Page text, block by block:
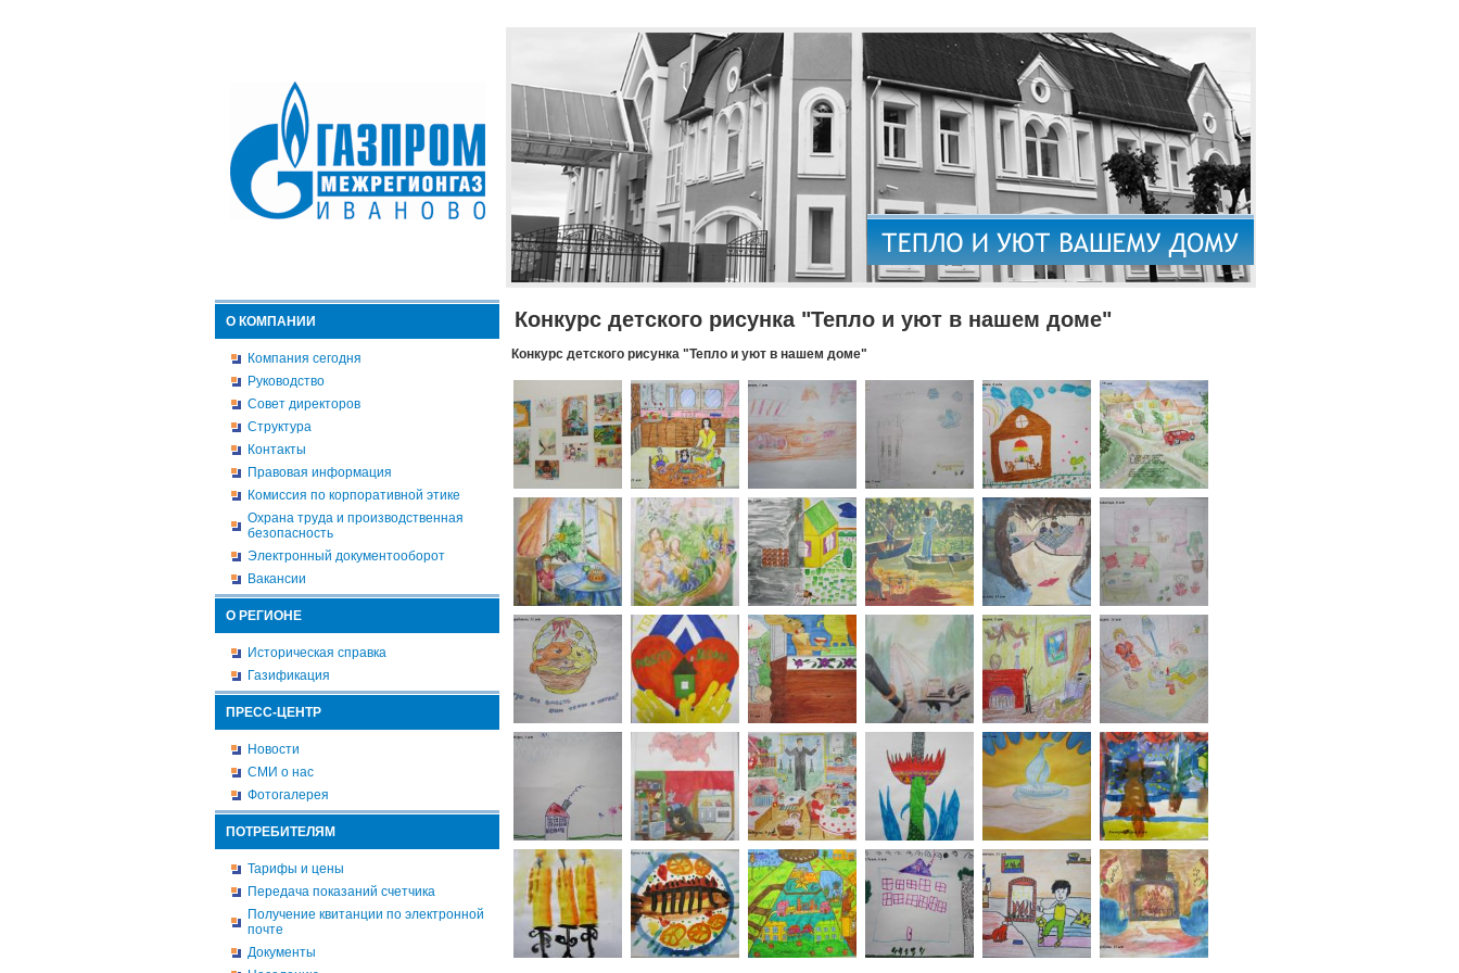
О КОМПАНИИ
Компания сегодня
Руководство
Совет директоров
Структура
Контакты
Правовая информация
Комиссия по корпоративной этике
Охрана труда и производственная
безопасность
Электронный документооборот
Вакансии
О РЕГИОНЕ
Историческая справка
Газификация
ПРЕСС-ЦЕНТР
Новости
СМИ о нас
Фотогалерея
ПОТРЕБИТЕЛЯМ
Тарифы и цены
Передача показаний счетчика
Получение квитанции по электронной
почте
Документы
Конкурс детского рисунка "Тепло и уют в нашем доме"
Конкурс детского рисунка "Тепло и уют в нашем доме"